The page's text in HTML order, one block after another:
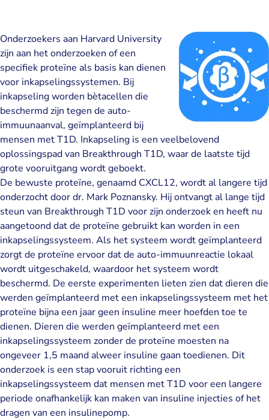
Onderzoekers aan Harvard University
zijn aan het onderzoeken of een
specifiek proteïne als basis kan dienen
voor inkapselingssystemen. Bij
inkapseling worden bètacellen die
beschermd zijn tegen de auto-
immuunaanval, geïmplanteerd bij
mensen met T1D. Inkapseling is een veelbelovend
oplossingspad van Breakthrough T1D, waar de laatste tijd
grote vooruitgang wordt geboekt.
De bewuste proteïne, genaamd CXCL12, wordt al langere tijd
onderzocht door dr. Mark Poznansky. Hij ontvangt al lange tijd
steun van Breakthrough T1D voor zijn onderzoek en heeft nu
aangetoond dat de proteïne gebruikt kan worden in een
inkapselingssysteem. Als het systeem wordt geïmplanteerd
zorgt de proteïne ervoor dat de auto-immuunreactie lokaal
wordt uitgeschakeld, waardoor het systeem wordt
beschermd. De eerste experimenten lieten zien dat dieren die
werden geïmplanteerd met een inkapselingssysteem met het
proteïne bijna een jaar geen insuline meer hoefden toe te
dienen. Dieren die werden geïmplanteerd met een
inkapselingssysteem zonder de proteïne moesten na
ongeveer 1,5 maand alweer insuline gaan toedienen. Dit
onderzoek is een stap vooruit richting een
inkapselingssysteem dat mensen met T1D voor een langere
periode onafhankelijk kan maken van insuline injecties of het
dragen van een insulinepomp.